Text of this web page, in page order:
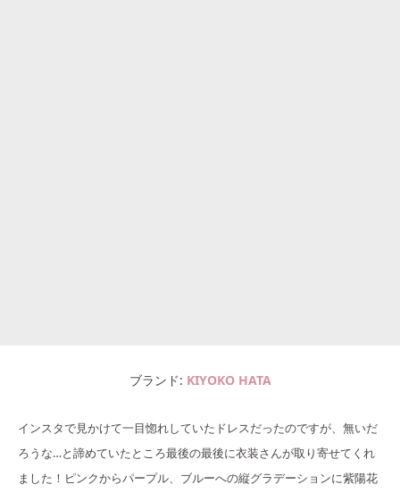
ブランド KIYOKO HATA
インスタで見かけて一目惚れしていたドレスだったのですが、無いだ
ろうな…と諦めていたところ最後の最後に衣装さんが取り寄せてくれ
ました！ピンクからパープル、ブルーへの縦グラデーションに紫陽花